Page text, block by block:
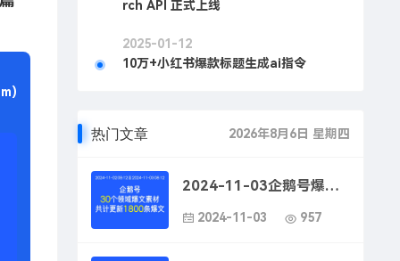
rch API 正式上线
2025-01-12
10万+小红书爆款标题生成ai指令
热门文章 2026年8月6日 星期四
2024-11-03企鹅号爆款文案素材-企鹅号看点快报吸引人文案
2024-11-03 957